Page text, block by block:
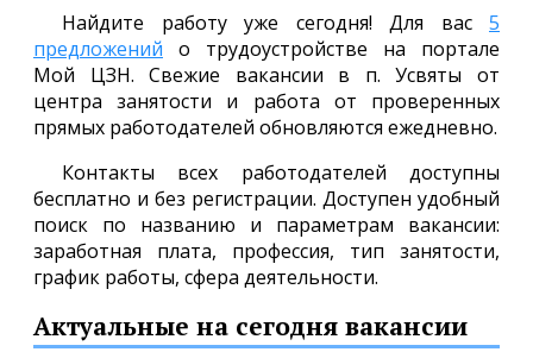
Найдите работу уже сегодня! Для вас 5
предложений о трудоустройстве на портале
Мой ЦЗН. Свежие вакансии в п. Усвяты от
центра занятости и работа от проверенных
прямых работодателей обновляются ежедневно.
Контакты всех работодателей доступны
бесплатно и без регистрации. Доступен удобный
поиск по названию и параметрам вакансии:
заработная плата, профессия, тип занятости,
график работы, сфера деятельности.
Актуальные на сегодня вакансии